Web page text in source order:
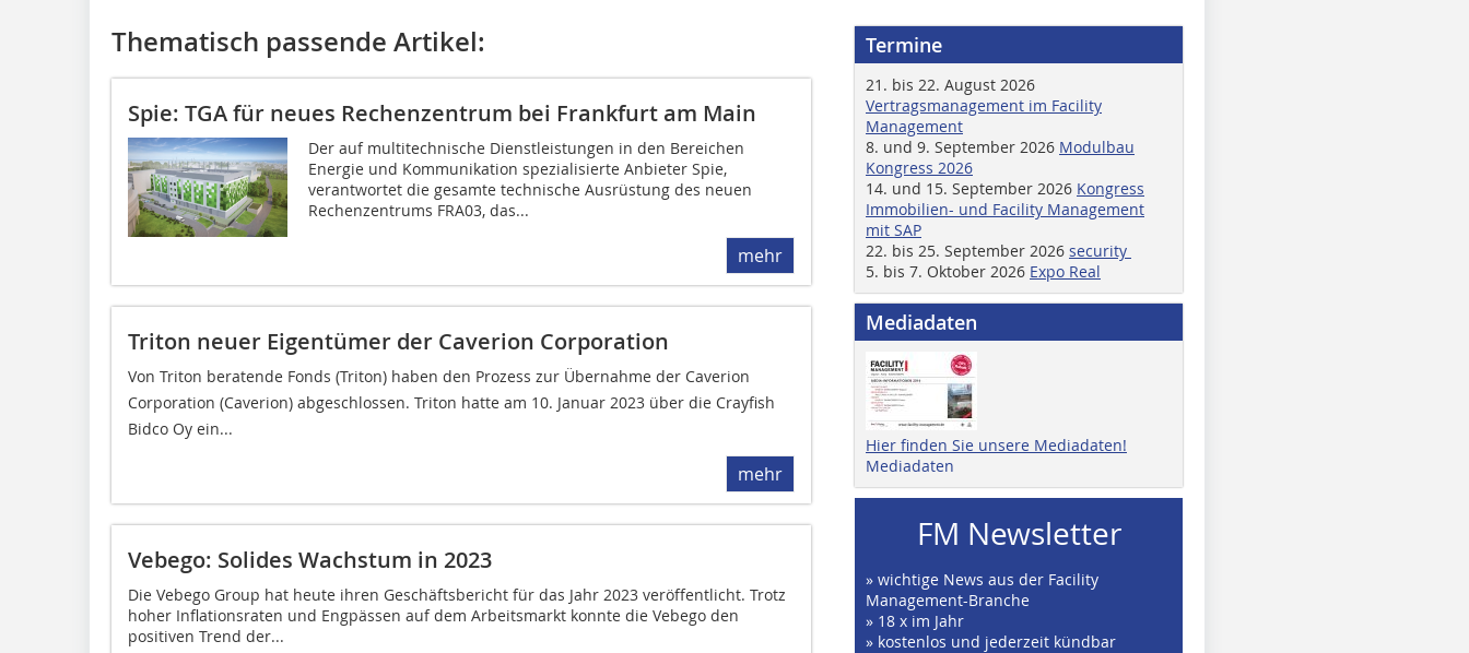
Thematisch passende Artikel:
Spie: TGA für neues Rechenzentrum bei Frankfurt am Main
Der auf multitechnische Dienst­leistungen in den Bereichen
Energie und Kommunikation spezialisierte Anbieter Spie,
verantwortet die gesamte technische Ausrüstung des neuen
Rechenzentrums FRA03, das...
mehr
Triton neuer Eigentümer der Caverion Corporation
Von Triton beratende Fonds (Triton) haben den Prozess zur Übernahme der Caverion
Corporation (Caverion) abgeschlossen. Triton hatte am 10. Januar 2023 über die Crayfish
Bidco Oy ein...
mehr
Vebego: Solides Wachstum in 2023
Die Vebego Group hat heute ihren Geschäftsbericht für das Jahr 2023 veröffentlicht. Trotz
hoher Inflationsraten und Engpässen auf dem Arbeitsmarkt konnte die Vebego den
positiven Trend der...
Termine
21. bis 22. August 2026
Vertragsmanagement im Facility
Management
8. und 9. September 2026 Modulbau
Kongress 2026
14. und 15. September 2026 Kongress
Immobilien- und Facility Management
mit SAP
22. bis 25. September 2026 security
5. bis 7. Oktober 2026 Expo Real
Mediadaten
Hier finden Sie unsere Mediadaten!
Mediadaten
FM Newsletter
» wichtige News aus der Facility
Management-Branche
» 18 x im Jahr
» kostenlos und jederzeit kündbar